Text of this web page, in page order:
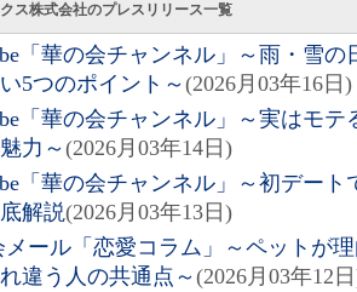
ス株式会社のプレスリリース一覧
「華の会チャンネル」～雨・雪
5つのポイント～ (2026月03年16日)
「華の会チャンネル」～実はモ
力～ (2026月03年14日)
「華の会チャンネル」～初デー
解説(2026月03年13日)
メール「恋愛コラム」～ペットが
違う人の共通点～ (2026月03年12